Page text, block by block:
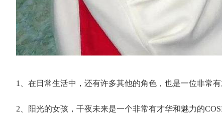
1、在日常生活中，还有许多其他的角色，也是一位非常
2、阳光的女孩，千夜未来是一个非常有才华和魅力的